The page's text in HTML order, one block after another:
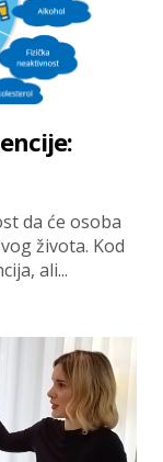
da će osoba
života. Kod
ali...